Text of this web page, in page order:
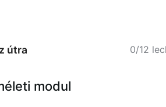
útra 0/12
modul